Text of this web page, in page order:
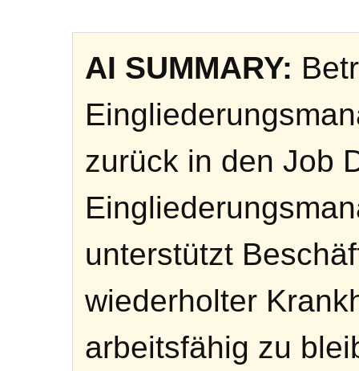
AI SUMMARY:
zurück in den Job
unterstützt
wiederholter
arbeitsfähig zu